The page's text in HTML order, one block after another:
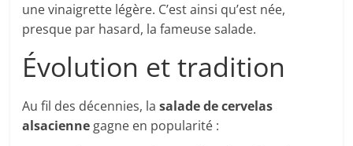
une vinaigrette légère. C’est ainsi qu’est née,
presque par hasard, la fameuse salade.
Évolution et tradition
Au fil des décennies, lasalade de cervelas
alsacienne gagne en popularité :